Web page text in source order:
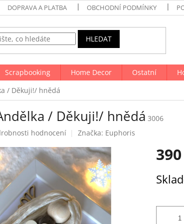
DOPRAVA A PLATBA OBCHODNÍ PODMÍNKY
HLEDAT
Scrapbooking Home Decor Ostatní
/ Děkuji!/ hnědá
/ Děkuji!/ hnědá 3006
hodnocení Značka: Euphoris
cena: